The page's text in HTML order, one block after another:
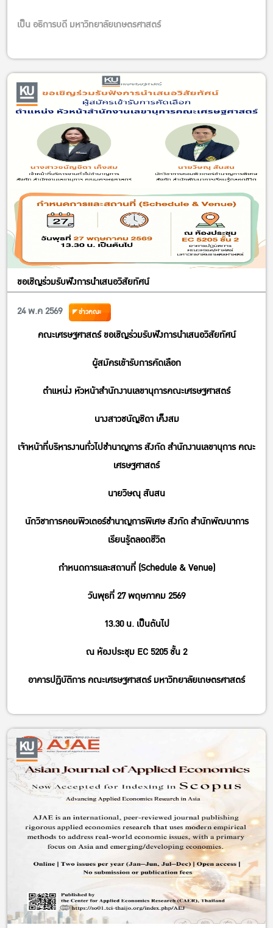
เป็น อธิการบดี มหาวิทยาลัยเกษตรศาสตร์
ขอเชิญร่วมรับฟังการนำเสนอวิสัยทัศน์
24 พ.ค 2569
ข่าวคณะ
คณะเศรษฐศาสตร์ ขอเชิญร่วมรับฟังการนำเสนอวิสัยทัศน์
ผู้สมัครเข้ารับการคัดเลือก
ตำแหน่ง หัวหน้าสำนักงานเลขานุการคณะเศรษฐศาสตร์
นางสาวชนัญชิดา เค็งสม
เจ้าหน้าที่บริหารงานทั่วไปชำนาญการ สังกัด สำนักงานเลขานุการ คณะ
เศรษฐศาสตร์
นายวิษณุ สันสน
นักวิชาการคอมพิวเตอร์ชำนาญการพิเศษ สังกัด สำนักพัฒนาการ
เรียนรู้ตลอดชีวิต
กำหนดการและสถานที่ (Schedule & Venue)
วันพุธที่ 27 พฤษภาคม 2569
13.30 น. เป็นต้นไป
ณ ห้องประชุม EC 5205 ชั้น 2
อาคารปฏิบัติการ คณะเศรษฐศาสตร์ มหาวิทยาลัยเกษตรศาสตร์